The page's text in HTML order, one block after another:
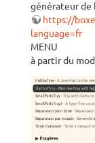
générateur de
https://
language=fr
MENU
à partir du